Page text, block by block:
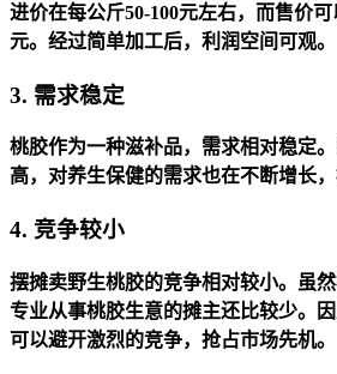
进价在每公斤50-100元左右，而售价
元。经过简单加工后，利润空间可观。
3. 需求稳定
桃胶作为一种滋补品，需求相对稳定
高，对养生保健的需求也在不断增长
4. 竞争较小
摆摊卖野生桃胶的竞争相对较小。虽
专业从事桃胶生意的摊主还比较少。因
可以避开激烈的竞争，抢占市场先机。